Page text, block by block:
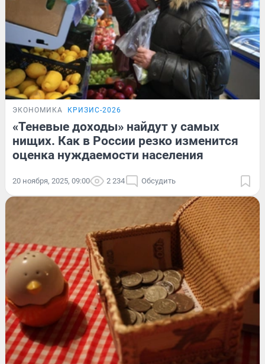
ЭКОНОМИКА КРИЗИС-2026
«Теневые доходы» найдут у самых
нищих. Как в России резко изменится
оценка нуждаемости населения
20 ноября, 2025, 09:00 2 234 Обсудить